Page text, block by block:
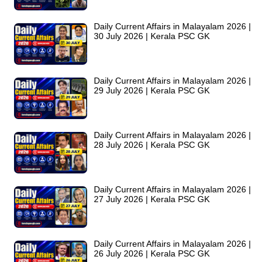
Daily Current Affairs in Malayalam 2026 |
30 July 2026 | Kerala PSC GK
Daily Current Affairs in Malayalam 2026 |
29 July 2026 | Kerala PSC GK
Daily Current Affairs in Malayalam 2026 |
28 July 2026 | Kerala PSC GK
Daily Current Affairs in Malayalam 2026 |
27 July 2026 | Kerala PSC GK
Daily Current Affairs in Malayalam 2026 |
26 July 2026 | Kerala PSC GK